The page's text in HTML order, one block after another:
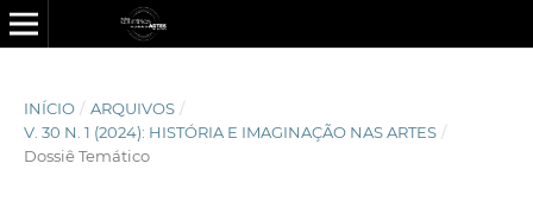
INÍCIO / ARQUIVOS /
V. 30 N. 1 (2024): HISTÓRIA E IMAGINAÇÃO NAS ARTES /
Dossiê Temático